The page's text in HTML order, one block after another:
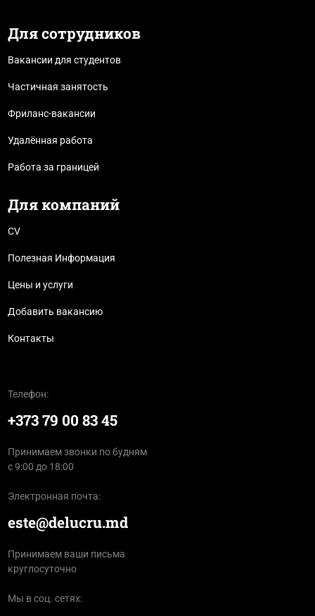
Для сотрудников
Вакансии для студентов
Частичная занятость
Фриланс-вакансии
Удалённая работа
Работа за границей
Для компаний
CV
Полезная Информация
Цены и услуги
Добавить вакансию
Контакты
Телефон:
+373 79 00 83 45
Принимаем звонки по будням
с 9:00 до 18:00
Электронная почта:
este@delucru.md
Принимаем ваши письма
круглосуточно
Мы в соц. сетях: